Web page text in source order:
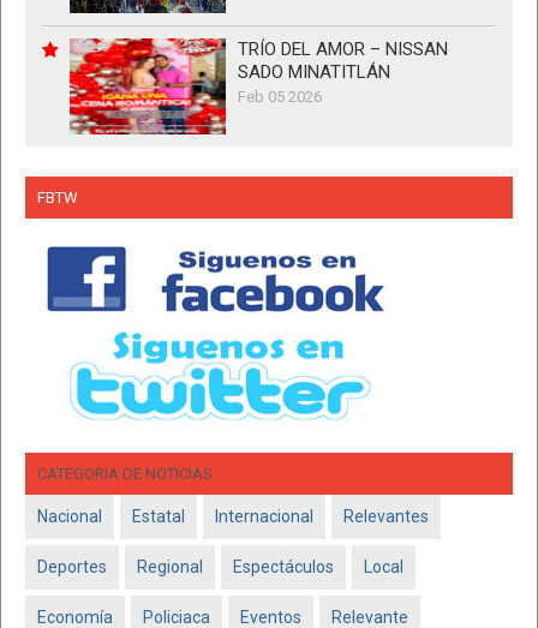
TRÍO DEL AMOR – NISSAN
SADO MINATITLÁN
Feb 05 2026
FBTW
CATEGORIA DE NOTICIAS
Nacional Estatal Internacional Relevantes
Deportes Regional Espectáculos Local
Economía Policiaca Eventos Relevante